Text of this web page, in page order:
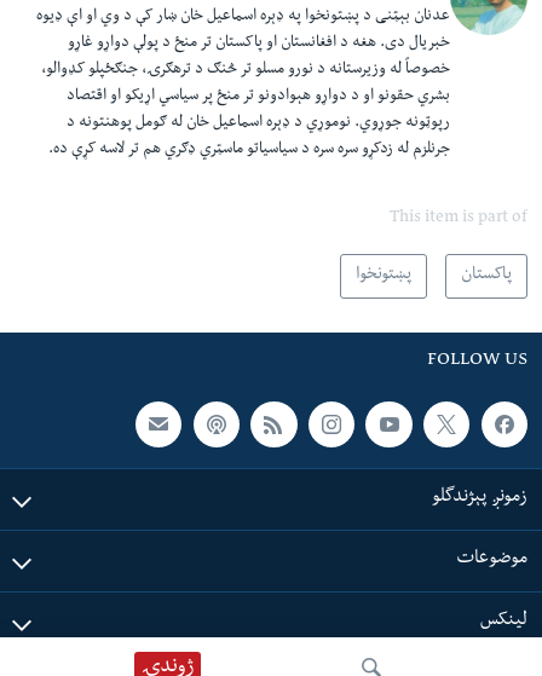
ژوندۍ
عدنان بېټنی د پښتونخوا په ډېره اسماعیل خان ښار کې د وي او اې ډیوه
خبریال دی. هغه د افغانستان او پاکستان تر منځ د پولې دواړو غاړو
خصوصاً له وزیرستانه د نورو مسلو تر څنګ د ترهګرۍ، جنګځپلو کډوالو،
بشري حقونو او د دواړو هېوادونو تر منځ پر سیاسي اړیکو او اقتصاد
رپوټونه جوړوي. نوموړي د ډېره اسماعیل خان له ګومل پوهنتونه د
جرنلزم له زدکړو سره سره د سیاسیاتو ماسټري ډګري هم تر لاسه کړې ده.
This item is part of
پاکستان پښتونخوا
FOLLOW US
زمونږ پېژندگلو
موضوعات
لینکس